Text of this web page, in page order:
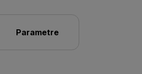
Parametre